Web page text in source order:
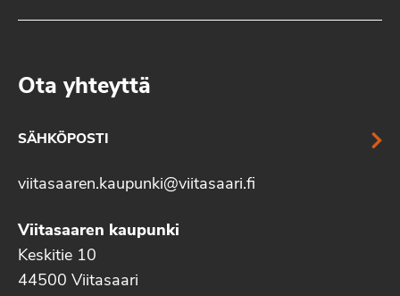
Ota yhteyttä
SÄHKÖPOSTI
viitasaaren.kaupunki@viitasaari.fi
Viitasaaren kaupunki
Keskitie 10
44500 Viitasaari